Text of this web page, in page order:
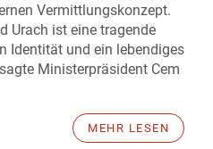
Vermittlungskonzept.
Urach ist eine tragende
Identität und ein lebendiges
Ministerpräsident Cem
MEHR LESEN